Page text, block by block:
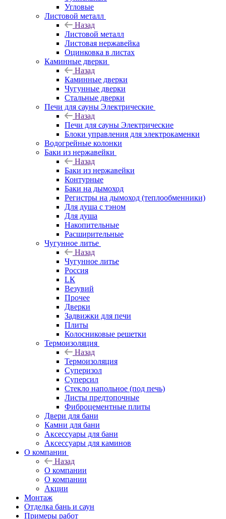
Угловые
Листовой металл
Назад
Листовой металл
Листовая нержавейка
Оцинковка в листах
Каминные дверки
Назад
Каминные дверки
Чугунные дверки
Стальные дверки
Печи для сауны Электрические
Назад
Печи для сауны Электрические
Блоки управления для электрокаменки
Водогрейные колонки
Баки из нержавейки
Назад
Баки из нержавейки
Контурные
Баки на дымоход
Регистры на дымоход (теплообменники)
Для душа с тэном
Для душа
Накопительные
Расширительные
Чугунное литье
Назад
Чугунное литье
Россия
LК
Везувий
Прочее
Дверки
Задвижки для печи
Плиты
Колосниковые решетки
Термоизоляция
Назад
Термоизоляция
Суперизол
Суперсил
Стекло напольное (под печь)
Листы предтопочные
Фиброцементные плиты
Двери для бани
Камни для бани
Аксессуары для бани
Аксессуары для каминов
О компании
Назад
О компании
О компании
Акции
Монтаж
Отделка бань и саун
Примеры работ